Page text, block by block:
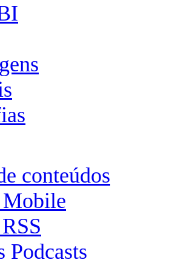
conteúdos
Mobile
Podcasts